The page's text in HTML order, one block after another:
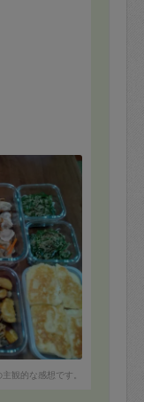
味♪）
快く調理いただ
りがとうござ
観的な感想です。